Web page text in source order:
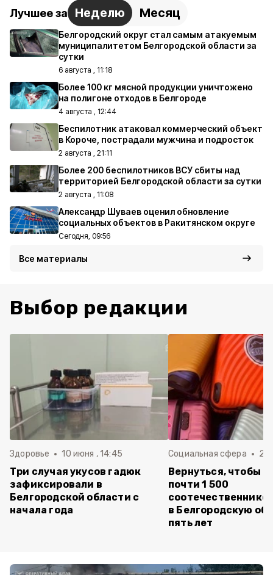
Лучшее за Неделю Месяц
Белгородский округ стал самым атакуемым
муниципалитетом Белгородской области за
сутки
6 августа , 11:18
Более 100 кг мясной продукции уничтожено
на полигоне отходов в Белгороде
4 августа , 12:44
Беспилотник атаковал коммерческий объект
в Короче, пострадали мужчина и подросток
2 августа , 21:11
Более 200 беспилотников ВСУ сбиты над
территорией Белгородской области за сутки
2 августа , 11:08
Александр Шуваев оценил обновление
социальных объектов в Ракитянском округе
Сегодня, 09:56
Все материалы
Выбор редакции
Здоровье 10 июня , 14:45
Три случая укусов гадюк
зафиксировали в
Белгородской области с
начала года
Социальная сфера 20
Вернуться, чтобы
почти 1 500
в Белгородскую
пять лет